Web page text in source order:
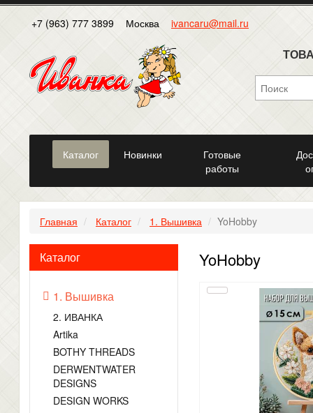
+7 (963) 777 3899 Москва ivancaru@mail.ru
Каталог Новинки
Готовые
работы
Главная Каталог 1. Вышивка YoHobby
Каталог
1. Вышивка
2. ИВАНКА
Artika
BOTHY THREADS
DERWENTWATER
DESIGNS
DESIGN WORKS
YoHobby